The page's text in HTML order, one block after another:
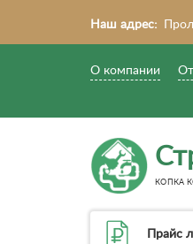
Наш адрес:
О компании
КОПКА
Прайс